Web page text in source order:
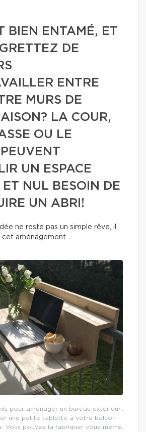
BIEN ENTAMÉ, ET
DE
ENTRE
MURS DE
LA COUR,
OU LE
UN ESPACE
ET NUL BESOIN DE
UN ABRI!
ne reste pas un simple rêve, il
aménagement.
pour aménager un bureau extérieur…
une petite tablette à votre balcon –
Vous pouvez la fabriquer vous-même,